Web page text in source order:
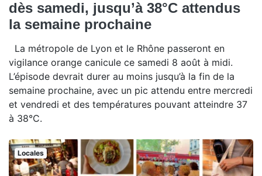
dès samedi, jusqu’à 38°C attendus
la semaine prochaine
La métropole de Lyon et le Rhône passeront en
vigilance orange canicule ce samedi 8 août à midi.
L’épisode devrait durer au moins jusqu’à la fin de la
semaine prochaine, avec un pic attendu entre mercredi
et vendredi et des températures pouvant atteindre 37
à 38°C.
Locales